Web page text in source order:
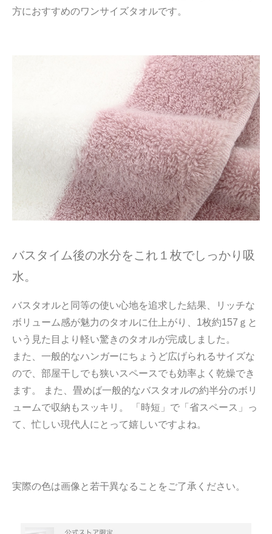
方におすすめのワンサイズタオルです。
バスタイム後の水分をこれ１枚でしっかり吸
水。
バスタオルと同等の使い心地を追求した結果、リッチな
ボリューム感が魅力のタオルに仕上がり、1枚約157ｇと
いう見た目より軽い驚きのタオルが完成しました。
また、一般的なハンガーにちょうど広げられるサイズな
ので、部屋干しでも狭いスペースでも効率よく乾燥でき
ます。 また、畳めば一般的なバスタオルの約半分のボリ
ュームで収納もスッキリ。 「時短」で「省スペース」っ
て、忙しい現代人にとって嬉しいですよね。
実際の色は画像と若干異なることをご了承ください。